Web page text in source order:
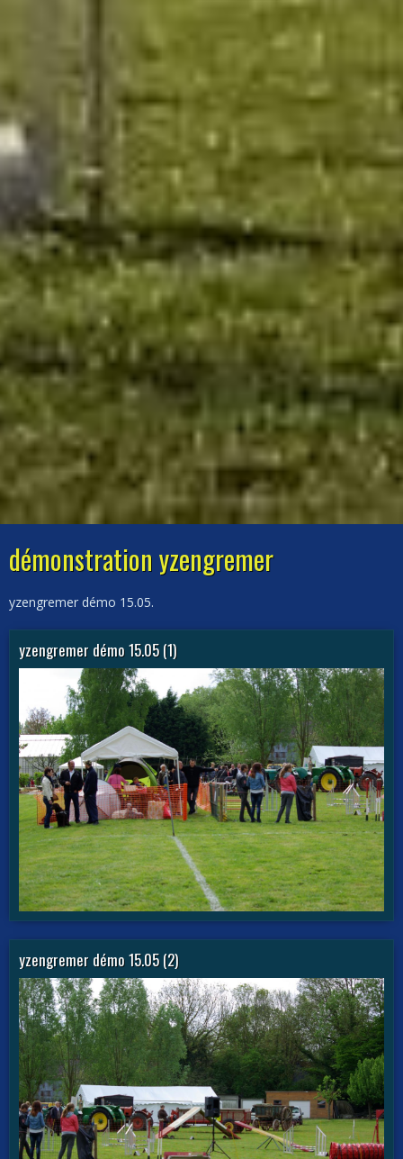
démonstration yzengremer
yzengremer démo 15.05.
yzengremer démo 15.05 (1)
yzengremer démo 15.05 (2)